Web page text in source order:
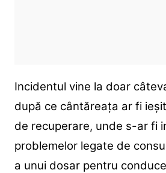
Incidentul vine la doar
după ce cântăreața ar fi
de recuperare, unde s-ar fi
problemelor legate de
a unui dosar pentru